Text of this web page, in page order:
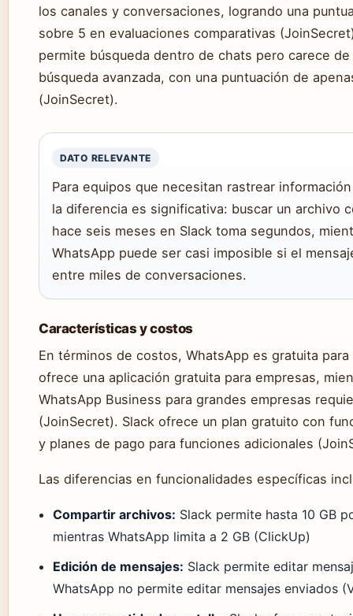
los canales y conversaciones, logrando una
sobre 5 en evaluaciones comparativas
permite búsqueda dentro de chats pero carece
búsqueda avanzada, con una puntuación de
(JoinSecret).
DATO RELEVANTE
Para equipos que necesitan rastrear
la diferencia es significativa: buscar un archivo
hace seis meses en Slack toma segundos,
WhatsApp puede ser casi imposible si el
entre miles de conversaciones.
Características y costos
En términos de costos, WhatsApp es gratuita
ofrece una aplicación gratuita para empresas,
WhatsApp Business para grandes empresas
(JoinSecret). Slack ofrece un plan gratuito con
y planes de pago para funciones adicionales
Las diferencias en funcionalidades específicas
Compartir archivos: Slack permite hasta 10 GB
mientras WhatsApp limita a 2 GB (ClickUp)
Edición de mensajes: Slack permite editar
WhatsApp no permite editar mensajes enviados